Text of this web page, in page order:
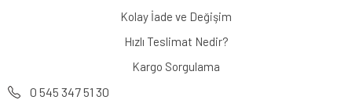
Kolay İade ve Değişim
Hızlı Teslimat Nedir?
Kargo Sorgulama
0 545 347 51 30